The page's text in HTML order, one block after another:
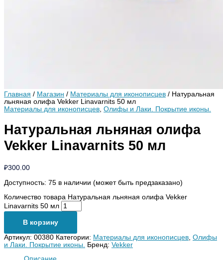
Главная / Магазин / Материалы для иконописцев / Натуральная
льняная олифа Vekker Linavarnits 50 мл
Материалы для иконописцев Олифы и Лаки. Покрытие иконы.
Натуральная льняная олифа
Vekker Linavarnits 50 мл
₽300.00
Доступность: 75 в наличии (может быть предзаказано)
Количество товара Натуральная льняная олифа Vekker
Linavarnits 50 мл
В корзину
Артикул: 00380 Категории: Материалы для иконописцев Олифы
и Лаки. Покрытие иконы.
Бренд: Vekker